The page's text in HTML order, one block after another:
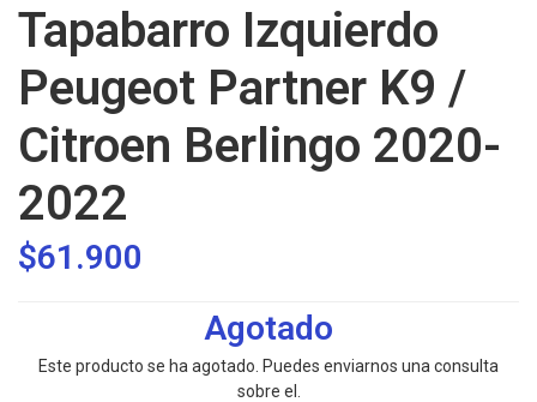
Tapabarro Izquierdo
Peugeot Partner K9 /
Citroen Berlingo 2020-
2022
$61.900
Agotado
Este producto se ha agotado. Puedes enviarnos una consulta
sobre el.